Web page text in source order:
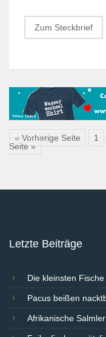
Zum Steckbrief
« Vorherige Seite 1
Seite »
Letzte Beiträge
Die kleinsten
Pacus beißen
Afrikanische Salmler